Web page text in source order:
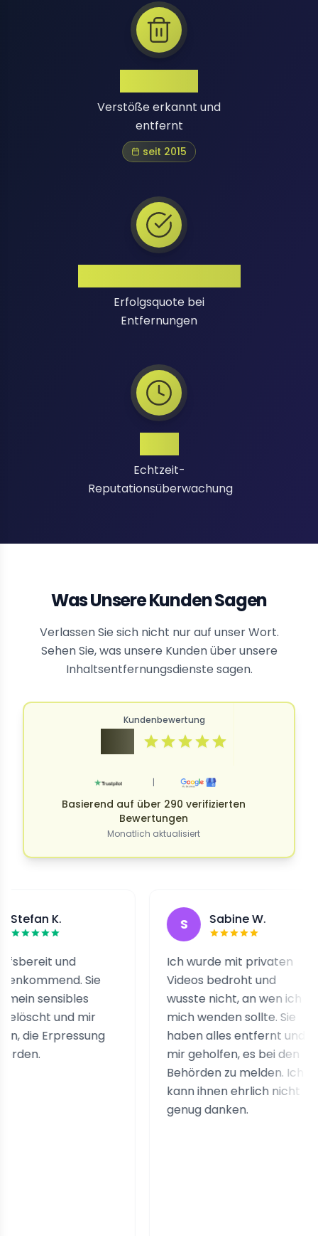
Verstöße erkannt und
entfernt
seit 2015
Erfolgsquote bei
Entfernungen
Echtzeit-
Reputationsüberwachung
Was Unsere Kunden Sagen
Verlassen Sie sich nicht nur auf unser Wort.
Sehen Sie, was unsere Kunden über unsere
Inhaltsentfernungsdienste sagen.
Kundenbewertung
|
Basierend auf über 290 verifizierten
Bewertungen
Monatlich aktualisiert
und
Sie
und mir
Sabine W.
Ich wurde mit privaten
Videos bedroht und
wusste nicht, an wen ich
mich wenden sollte. Sie
haben alles entfernt und
mir geholfen, es bei den
Behörden zu melden. Ich
kann ihnen ehrlich nicht
genug danken.